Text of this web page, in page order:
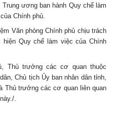
ương ban hành Quy chế làm
Chính phủ.
Văn phòng Chính phủ chịu trách
Quy chế làm việc của Chính
Thủ trưởng các cơ quan thuộc
Chủ tịch Ủy ban nhân dân tỉnh,
Thủ trưởng các cơ quan liên quan
.